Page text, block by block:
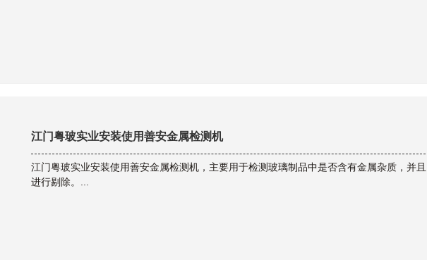
江门粤玻实业安装使用善安金属检测机
江门粤玻实业安装使用善安金属检测机，主要用于检测玻璃制品中是否含有金属杂质，并且
进行剔除。...